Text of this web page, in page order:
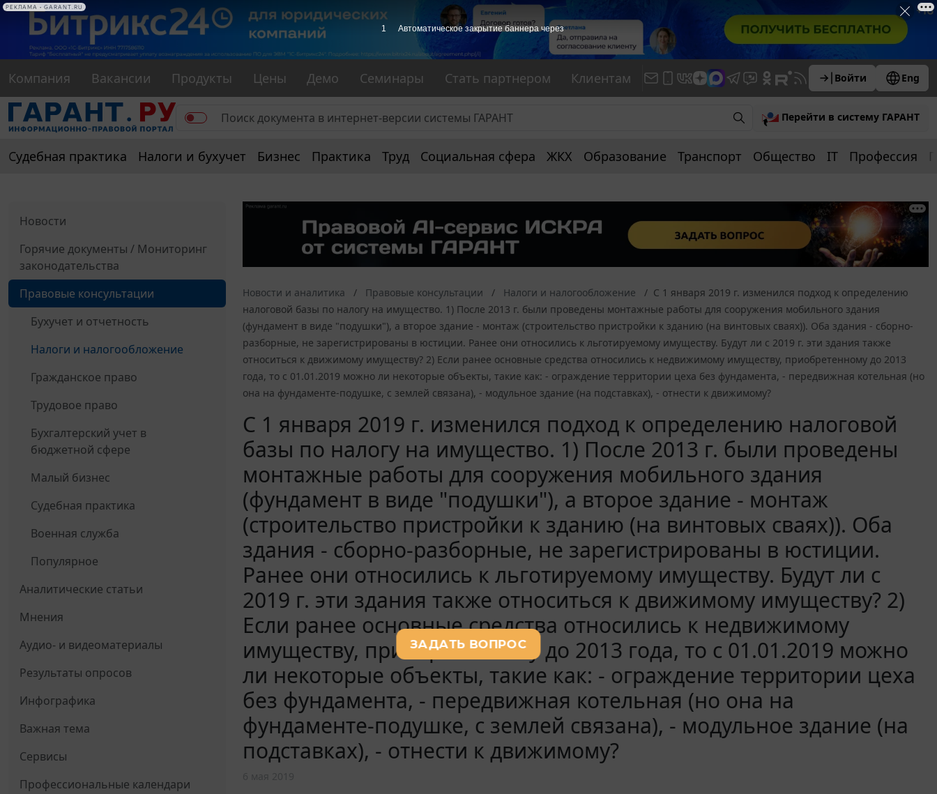
РЕКЛАМА
Компания Вакансии Продукты Цены Демо Семинары Стать партнером Клиентам Войти Eng
Перейти в систему ГАРАНТ
Судебная практика Налоги и бухучет Бизнес Практика Труд Социальная сфера ЖКХ Образование Транспорт Общество IT Профессия
Новости
Горячие документы / Мониторинг
законодательства
Правовые консультации
Бухучет и отчетность
Налоги и налогообложение
Гражданское право
Трудовое право
Бухгалтерский учет в
бюджетной сфере
Малый бизнес
Судебная практика
Военная служба
Популярное
Аналитические статьи
Мнения
Аудио- и видеоматериалы
Результаты опросов
Инфографика
Важная тема
Сервисы
Профессиональные календари
Новости и аналитика Правовые консультации Налоги и налогообложение
С 1 января 2019 г. изменился подход к определению
налоговой базы по налогу на имущество. 1) После 2013 г. были проведены монтажные работы для сооружения мобильного здания
(фундамент в виде "подушки"), а второе здание - монтаж (строительство пристройки к зданию (на винтовых сваях)). Оба здания - сборно-
разборные, не зарегистрированы в юстиции. Ранее они относились к льготируемому имуществу. Будут ли с 2019 г. эти здания также
относиться к движимому имуществу? 2) Если ранее основные средства относились к недвижимому имуществу, приобретенному до 2013
года, то с 01.01.2019 можно ли некоторые объекты, такие как: - ограждение территории цеха без фундамента, - передвижная котельная (но
она на фундаменте-подушке, с землей связана), - модульное здание (на подставках), - отнести к движимому?
С 1 января 2019 г. изменился подход к определению налоговой
базы по налогу на имущество. 1) После 2013 г. были проведены
монтажные работы для сооружения мобильного здания
(фундамент в виде "подушки"), а второе здание - монтаж
(строительство пристройки к зданию (на винтовых сваях)). Оба
здания - сборно-разборные, не зарегистрированы в юстиции.
Ранее они относились к льготируемому имуществу. Будут ли с
2019 г. эти здания также относиться к движимому имуществу? 2)
Если ранее основные средства относились к недвижимому
имуществу, приобретенному до 2013 года, то с 01.01.2019 можно
ли некоторые объекты, такие как: - ограждение территории цеха
без фундамента, - передвижная котельная (но она на
фундаменте-подушке, с землей связана), - модульное здание (на
подставках), - отнести к движимому?
1 Автоматическое закрытие баннера через
РЕКЛАМА • GARANT.RU